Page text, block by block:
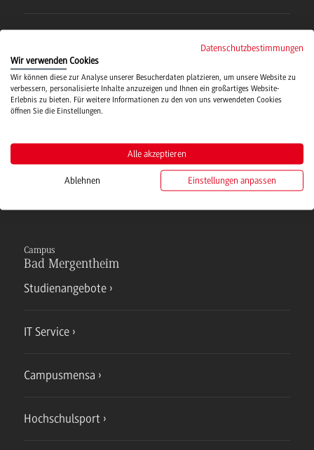
Campusmensa
Verwaltung
Campus
Bad Mergentheim
Studienangebote
IT Service
Campusmensa
Hochschulsport
Datenschutzbestimmungen
Wir verwenden Cookies
Wir können diese zur Analyse unserer Besucherdaten platzieren, um unsere Website zu
verbessern, personalisierte Inhalte anzuzeigen und Ihnen ein großartiges Website-
Erlebnis zu bieten. Für weitere Informationen zu den von uns verwendeten Cookies
öffnen Sie die Einstellungen.
Alle akzeptieren
Ablehnen Einstellungen anpassen